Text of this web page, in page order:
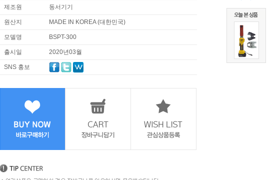
제조원 동서기기
원산지 MADE IN KOREA (대한민국)
모델명 BSPT-300
출시일 2020년03월
SNS 홍보